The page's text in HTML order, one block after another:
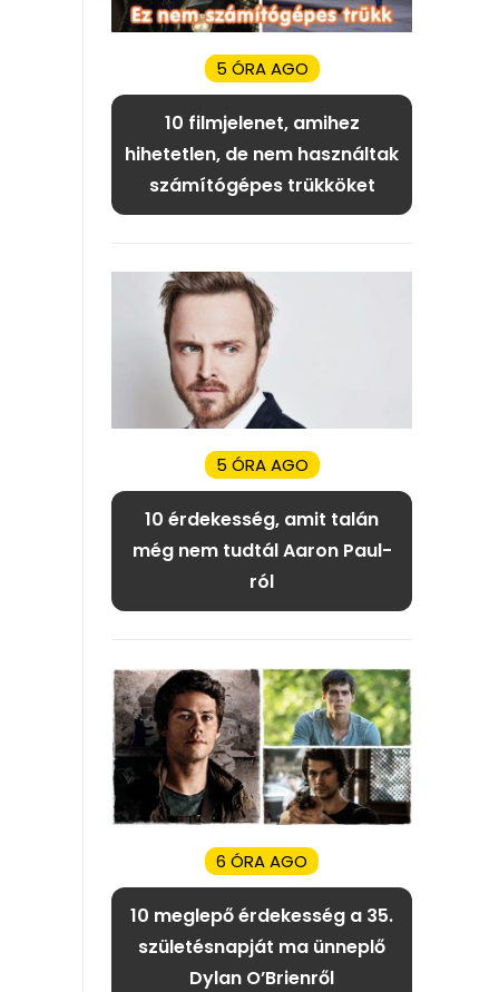
5 ÓRA AGO
10 filmjelenet, amihez
hihetetlen, de nem használtak
számítógépes trükköket
5 ÓRA AGO
10 érdekesség, amit talán
még nem tudtál Aaron Paul-
ról
6 ÓRA AGO
10 meglepő érdekesség a 35.
születésnapját ma ünneplő
Dylan O’Brienről